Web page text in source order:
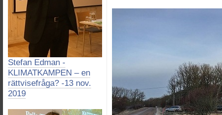
Stefan Edman -
KLIMATKAMPEN – en
rättvisefråga? -13 nov.
2019